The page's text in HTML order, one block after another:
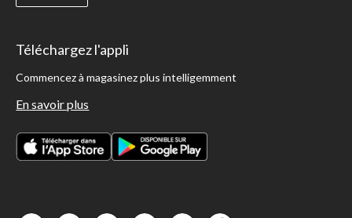
Téléchargez l'appli
Commencez à magasinez plus intelligemment
En savoir plus